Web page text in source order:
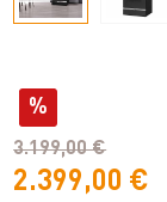
%
3.199,00 €
2.399,00 €